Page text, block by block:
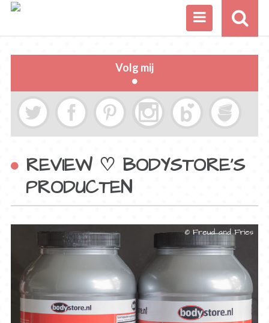
Volg mij
REVIEW ♡ BODYSTORE’S
PRODUCTEN